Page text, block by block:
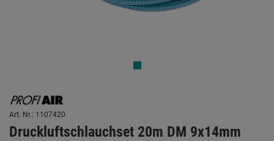
Art. Nr.: 1107420
Druckluftschlauchset 20m DM 9x14mm